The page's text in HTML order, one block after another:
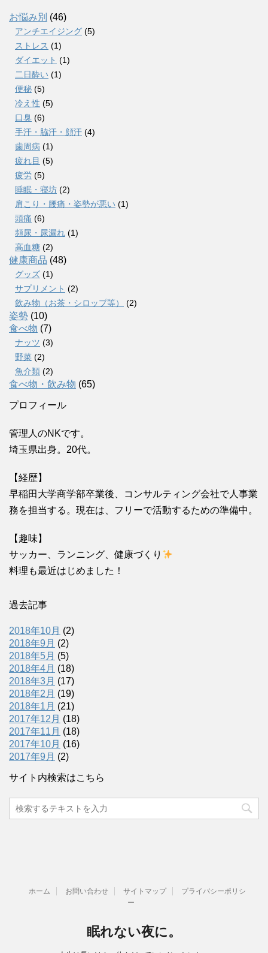
お悩み別 (46)
アンチエイジング (5)
ストレス (1)
ダイエット (1)
二日酔い (1)
便秘 (5)
冷え性 (5)
口臭 (6)
手汗・脇汗・顔汗 (4)
歯周病 (1)
疲れ目 (5)
疲労 (5)
睡眠・寝坊 (2)
肩こり・腰痛・姿勢が悪い (1)
頭痛 (6)
頻尿・尿漏れ (1)
高血糖 (2)
健康商品 (48)
グッズ (1)
サプリメント (2)
飲み物（お茶・シロップ等）
(2)
姿勢 (10)
食べ物 (7)
ナッツ (3)
野菜 (2)
魚介類 (2)
食べ物・飲み物 (65)
プロフィール
管理人のNKです。
埼玉県出身。20代。
【経歴】
早稲田大学商学部卒業後、コンサルティング会社で人事業
務を担当する。現在は、フリーで活動するための準備中。
【趣味】
サッカー、ランニング、健康づくり
料理も最近はじめました！
過去記事
2018年10月 (2)
2018年9月 (2)
2018年5月 (5)
2018年4月 (18)
2018年3月 (17)
2018年2月 (19)
2018年1月 (21)
2017年12月 (18)
2017年11月 (18)
2017年10月 (16)
2017年9月 (2)
サイト内検索はこちら
ホーム お問い合わせ サイトマップ
プライバシーポリシ
ー
眠れない夜に。